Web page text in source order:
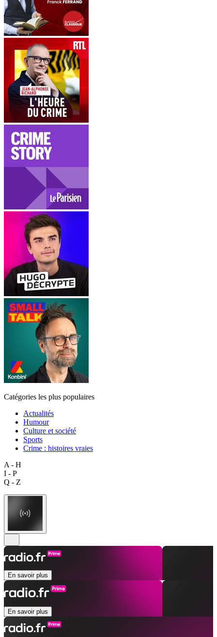
Catégories les plus populaires
Actualités
Humour
Culture et société
Sports
Crime : histoires vraies
A - H
I - P
Q - Z
En savoir plus
En savoir plus